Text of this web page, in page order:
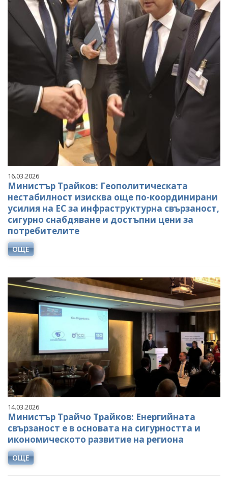
16.03.2026
Министър Трайков: Геополитическата
нестабилност изисква още по-координирани
усилия на ЕС за инфраструктурна свързаност,
сигурно снабдяване и достъпни цени за
потребителите
ОЩЕ
14.03.2026
Министър Трайчо Трайков: Енергийната
свързаност е в основата на сигурността и
икономическото развитие на региона
ОЩЕ